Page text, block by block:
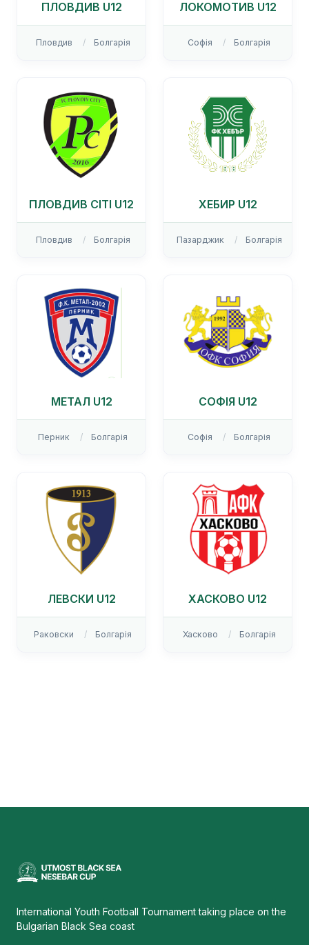
ПЛОВДИВ U12
Пловдив Болгарія
ЛОКОМОТИВ U12
Софія Болгарія
ПЛОВДИВ СІТІ U12
Пловдив Болгарія
ХЕБИР U12
Пазарджик Болгарія
МЕТАЛ U12
Перник Болгарія
СОФІЯ U12
Софія Болгарія
ЛЕВСКИ U12
Раковски Болгарія
ХАСКОВО U12
Хасково Болгарія
International Youth Football Tournament taking place on the
Bulgarian Black Sea coast